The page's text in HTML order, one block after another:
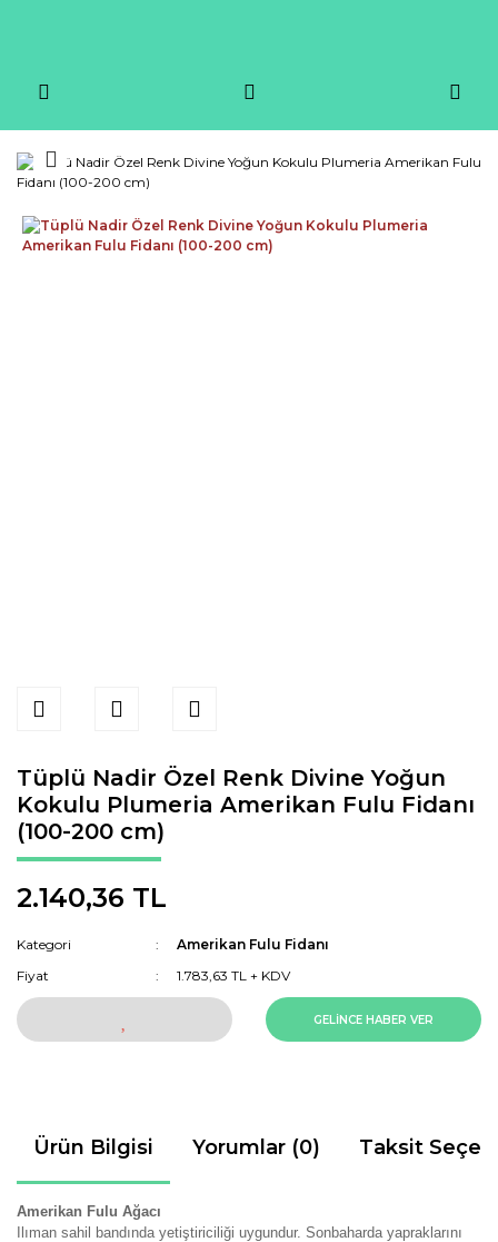
Tüplü Nadir Özel Renk Divine Yoğun
Kokulu Plumeria Amerikan Fulu Fidanı
(100-200 cm)
2.140,36 TL
Kategori
Amerikan Fulu Fidanı
Fiyat
1.783,63 TL + KDV
GELİNCE HABER VER
Ürün Bilgisi Yorumlar (0) Taksit
Amerikan Fulu Ağacı
Ilıman sahil bandında yetiştiriciliği uygundur. Sonbaharda yapraklarını